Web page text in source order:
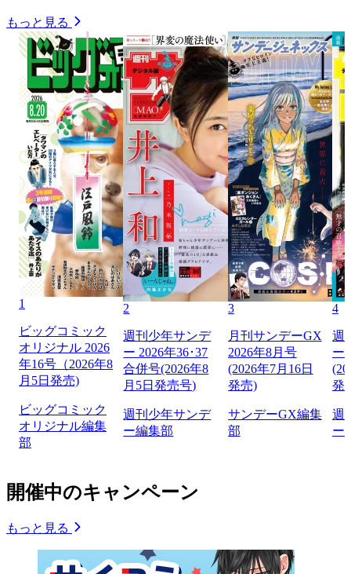
もっと見る
1
ビッグコミック
オリジナル 2026
年16号（2026年8
月5日発売)
ビッグコミック
オリジナル編集
部
2
週刊少年サンデ
ー 2026年36･37
合併号(2026年8
月5日発売号)
週刊少年サンデ
ー編集部
3
月刊サンデーGX
2026年8月号
(2026年7月16日
発売)
サンデーGX編集
部
4
週
ー
発
週
ー
開催中のキャンペーン
もっと見る